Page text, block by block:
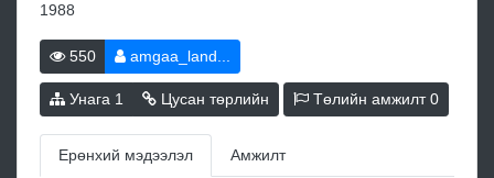
1988
550 amgaa_land...
Унага 1 Цусан төрлийн Төлийн амжилт0
Ерөнхий мэдээлэл Амжилт